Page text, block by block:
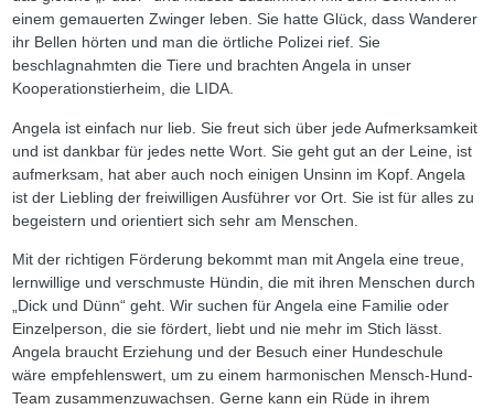
einem gemauerten Zwinger leben. Sie hatte Glück, dass Wanderer
ihr Bellen hörten und man die örtliche Polizei rief. Sie
beschlagnahmten die Tiere und brachten Angela in unser
Kooperationstierheim, die LIDA.
Angela ist einfach nur lieb. Sie freut sich über jede Aufmerksamkeit
und ist dankbar für jedes nette Wort. Sie geht gut an der Leine, ist
aufmerksam, hat aber auch noch einigen Unsinn im Kopf. Angela
ist der Liebling der freiwilligen Ausführer vor Ort. Sie ist für alles zu
begeistern und orientiert sich sehr am Menschen.
Mit der richtigen Förderung bekommt man mit Angela eine treue,
lernwillige und verschmuste Hündin, die mit ihren Menschen durch
„Dick und Dünn“ geht. Wir suchen für Angela eine Familie oder
Einzelperson, die sie fördert, liebt und nie mehr im Stich lässt.
Angela braucht Erziehung und der Besuch einer Hundeschule
wäre empfehlenswert, um zu einem harmonischen Mensch-Hund-
Team zusammenzuwachsen. Gerne kann ein Rüde in ihrem